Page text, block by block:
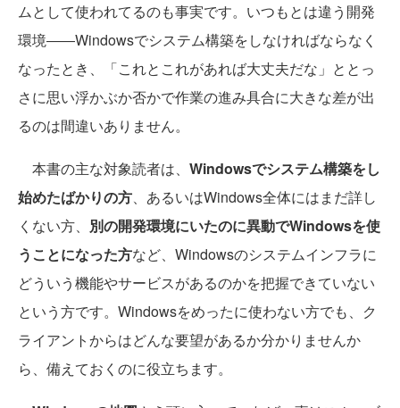
ムとして使われてるのも事実です。いつもとは違う開発
環境――Windowsでシステム構築をしなければならなく
なったとき、「これとこれがあれば大丈夫だな」ととっ
さに思い浮かぶか否かで作業の進み具合に大きな差が出
るのは間違いありません。
本書の主な対象読者は、 Windowsでシステム構築をし
始めたばかりの方、あるいはWindows全体にはまだ詳し
くない方、 別の開発環境にいたのに異動でWindowsを使
うことになった方など、Windowsのシステムインフラに
どういう機能やサービスがあるのかを把握できていない
という方です。Windowsをめったに使わない方でも、ク
ライアントからはどんな要望があるか分かりませんか
ら、備えておくのに役立ちます。